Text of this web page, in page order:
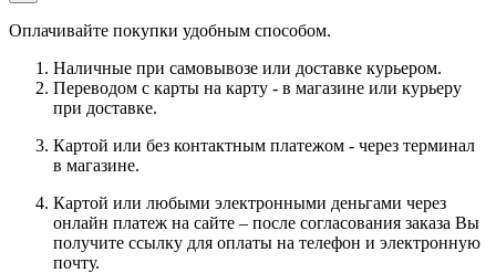
Оплачивайте покупки удобным способом.
Наличные при самовывозе или доставке курьером.
Переводом с карты на карту - в магазине или курьеру
при доставке.
Картой или без контактным платежом - через терминал
в магазине.
Картой или любыми электронными деньгами через
онлайн платеж на сайте – после согласования заказа Вы
получите ссылку для оплаты на телефон и электронную
почту.